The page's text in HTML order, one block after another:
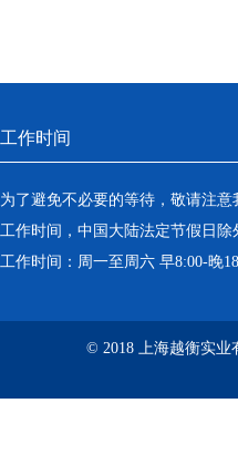
工作时间
为了避免不必要的等待，敬请注
工作时间，中国大陆法定节假日除
工作时间：周一至周六 早8:00-晚
© 2018 上海越衡实业